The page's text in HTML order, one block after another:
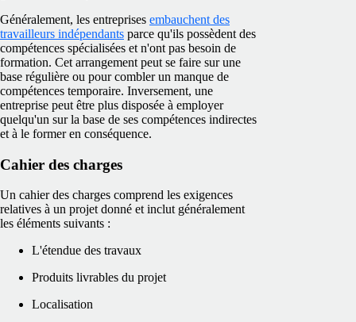
Généralement, les entreprises embauchent des
travailleurs indépendants parce qu'ils possèdent des
compétences spécialisées et n'ont pas besoin de
formation. Cet arrangement peut se faire sur une
base régulière ou pour combler un manque de
compétences temporaire. Inversement, une
entreprise peut être plus disposée à employer
quelqu'un sur la base de ses compétences indirectes
et à le former en conséquence.
Cahier des charges
Un cahier des charges comprend les exigences
relatives à un projet donné et inclut généralement
les éléments suivants :
L'étendue des travaux
Produits livrables du projet
Localisation